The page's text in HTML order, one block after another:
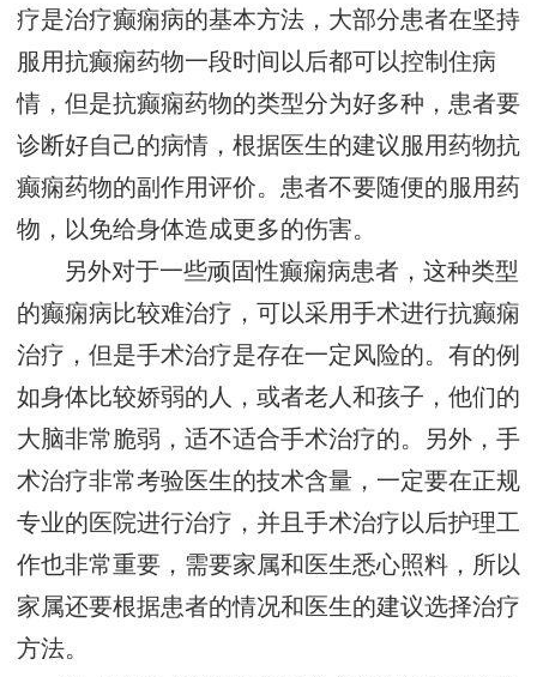
疗是治疗癫痫病的基本方法，大部分患者在坚持
服用抗癫痫药物一段时间以后都可以控制住病
情，但是抗癫痫药物的类型分为好多种，患者要
诊断好自己的病情，根据医生的建议服用药物抗
癫痫药物的副作用评价。患者不要随便的服用药
物，以免给身体造成更多的伤害。
另外对于一些顽固性癫痫病患者，这种类型
的癫痫病比较难治疗，可以采用手术进行抗癫痫
治疗，但是手术治疗是存在一定风险的。有的例
如身体比较娇弱的人，或者老人和孩子，他们的
大脑非常脆弱，适不适合手术治疗的。另外，手
术治疗非常考验医生的技术含量，一定要在正规
专业的医院进行治疗，并且手术治疗以后护理工
作也非常重要，需要家属和医生悉心照料，所以
家属还要根据患者的情况和医生的建议选择治疗
方法。